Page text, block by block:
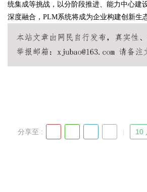
统集成等挑战，以分阶段推进、能力中心建
深度融合，PLM系统将成为企业构建创新生
分享至 : 10